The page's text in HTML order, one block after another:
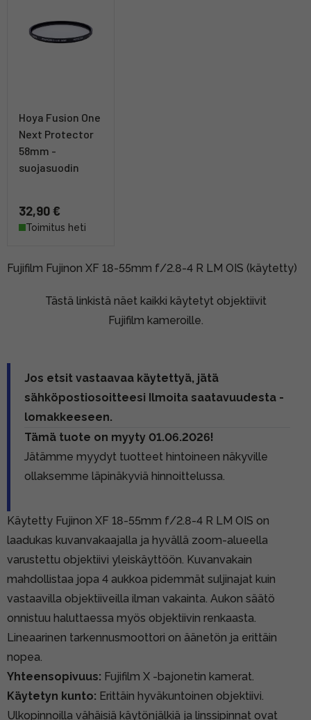
Hoya Fusion One
Next Protector
58mm -
suojasuodin
32,90 €
Toimitus heti
Fujifilm Fujinon XF 18-55mm f/2.8-4 R LM OIS (käytetty)
Tästä linkistä näet kaikki käytetyt objektiivit
Fujifilm kameroille.
Jos etsit vastaavaa käytettyä, jätä
sähköpostiosoitteesi Ilmoita saatavuudesta -
lomakkeeseen.
Tämä tuote on myyty 01.06.2026!
Jätämme myydyt tuotteet hintoineen näkyville
ollaksemme läpinäkyviä hinnoittelussa.
Käytetty Fujinon XF 18-55mm f/2.8-4 R LM OIS on
laadukas kuvanvakaajalla ja hyvällä zoom-alueella
varustettu objektiivi yleiskäyttöön. Kuvanvakain
mahdollistaa jopa 4 aukkoa pidemmät suljinajat kuin
vastaavilla objektiiveilla ilman vakainta. Aukon säätö
onnistuu haluttaessa myös objektiivin renkaasta.
Lineaarinen tarkennusmoottori on äänetön ja erittäin
nopea.
Yhteensopivuus: Fujifilm X -bajonetin kamerat.
Käytetyn kunto: Erittäin hyväkuntoinen objektiivi.
Ulkopinnoilla vähäisiä käytönjälkiä ja linssipinnat ovat